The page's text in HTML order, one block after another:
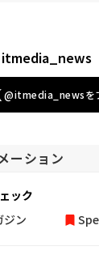
@itmedia_newsを
ーション
ック
ジン